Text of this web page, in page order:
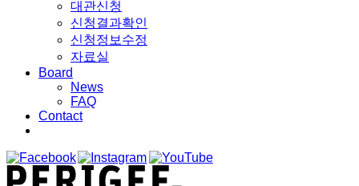
대관신청
신청결과확인
신청정보수정
자료실
Board
News
FAQ
Contact